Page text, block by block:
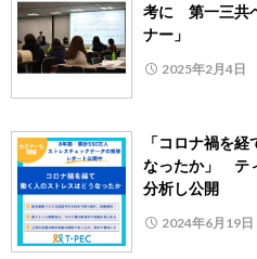
考に 第一三共
ナー」
2025年2月4日
「コロナ禍を
なったか」 テ
分析し公開
2024年6月19日